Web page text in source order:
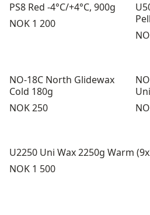
PS8 Red -4°C/+4°C, 900g
Pris:
NOK 1 200
NO-18C North Glidewax
Cold 180g
Pris:
NOK 250
U2250 Uni Wax 2250g Warm
Pris:
NOK 1 500